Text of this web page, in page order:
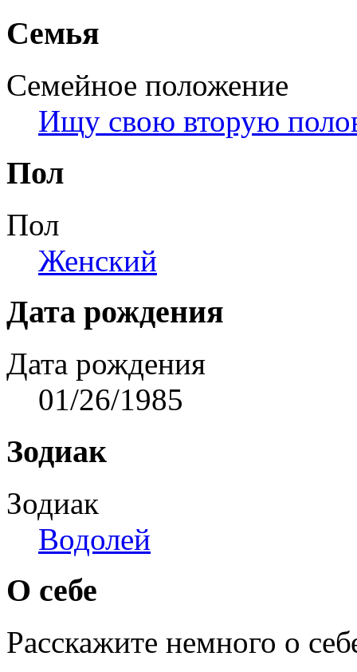
Семья
Семейное положение
Ищу свою вторую
Пол
Пол
Женский
Дата рождения
Дата рождения
01/26/1985
Зодиак
Зодиак
Водолей
О себе
Расскажите немного о